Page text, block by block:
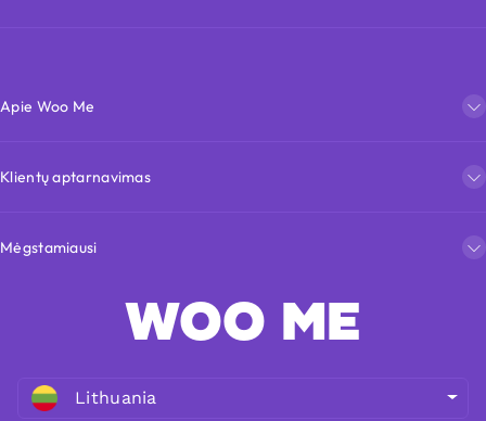
Apie Woo Me
Klientų aptarnavimas
Mėgstamiausi
WOO ME
Lithuania